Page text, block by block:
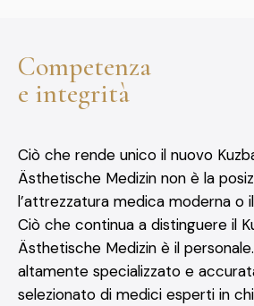
Competenza
e integrità
Ciò che rende unico il nuovo
Ästhetische Medizin non è la
l’attrezzatura medica moderna o
Ciò che continua a distinguere il
Ästhetische Medizin è il
altamente specializzato e
selezionato di medici esperti in